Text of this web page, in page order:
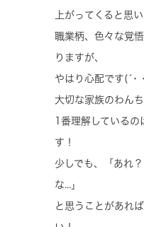
上がってくると思い
職業柄、色々な覚
りますが、
やはり心配です(´･
大切な家族のわん
1番理解している
す！
少しでも、「あれ
な...」
と思うことがあれ